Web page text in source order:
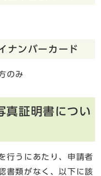
ナンバーカード
のみ
真証明書につい
行うにあたり、申請者
書類がなく、以下に該